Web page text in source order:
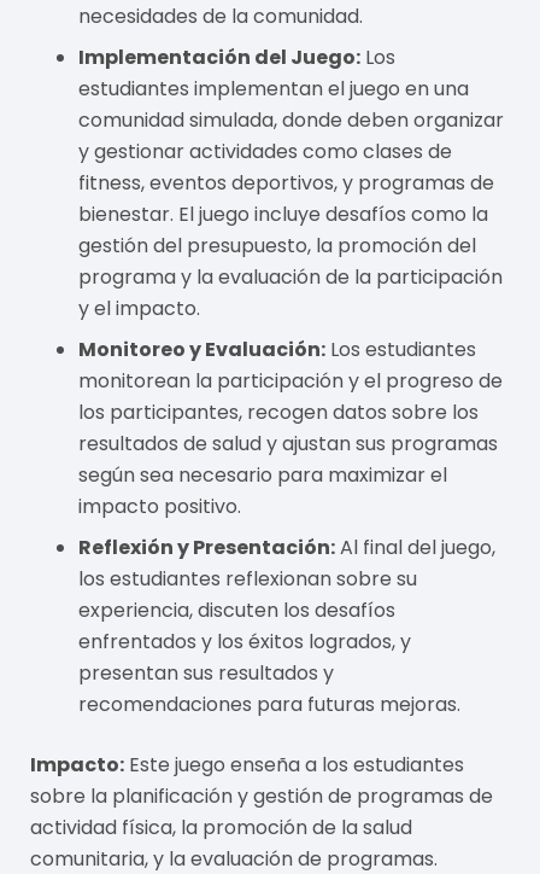
necesidades de la comunidad.
Implementación del Juego: Los
estudiantes implementan el juego en una
comunidad simulada, donde deben organizar
y gestionar actividades como clases de
fitness, eventos deportivos, y programas de
bienestar. El juego incluye desafíos como la
gestión del presupuesto, la promoción del
programa y la evaluación de la participación
y el impacto.
Monitoreo y Evaluación: Los estudiantes
monitorean la participación y el progreso de
los participantes, recogen datos sobre los
resultados de salud y ajustan sus programas
según sea necesario para maximizar el
impacto positivo.
Reflexión y Presentación:Al final del juego,
los estudiantes reflexionan sobre su
experiencia, discuten los desafíos
enfrentados y los éxitos logrados, y
presentan sus resultados y
recomendaciones para futuras mejoras.
Impacto: Este juego enseña a los estudiantes
sobre la planificación y gestión de programas de
actividad física, la promoción de la salud
comunitaria, y la evaluación de programas.